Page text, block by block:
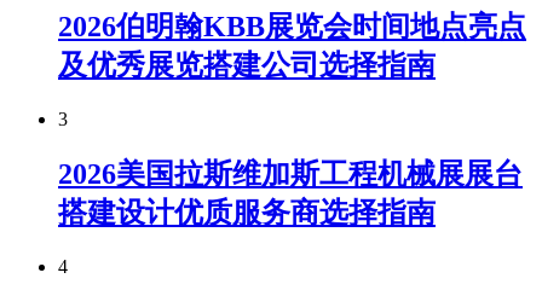
2026伯明翰KBB展览会时间地点亮点
及优秀展览搭建公司选择指南
3
2026美国拉斯维加斯工程机械展展台
搭建设计优质服务商选择指南
4